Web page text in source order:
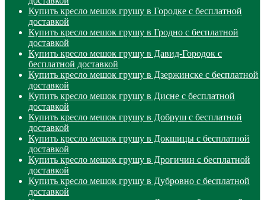
Купить кресло мешок грушу в Городке с бесплатной
доставкой
Купить кресло мешок грушу в Гродно с бесплатной
доставкой
Купить кресло мешок грушу в Давид-Городок с
бесплатной доставкой
Купить кресло мешок грушу в Дзержинске с бесплатной
доставкой
Купить кресло мешок грушу в Дисне с бесплатной
доставкой
Купить кресло мешок грушу в Добруш с бесплатной
доставкой
Купить кресло мешок грушу в Докшицы с бесплатной
доставкой
Купить кресло мешок грушу в Дрогичин с бесплатной
доставкой
Купить кресло мешок грушу в Дубровно с бесплатной
доставкой